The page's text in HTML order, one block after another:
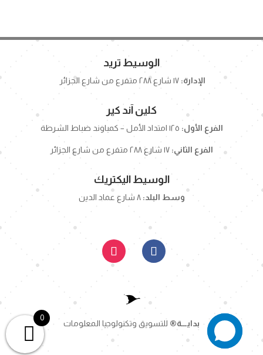
الوسيط تريد
الإدارة:
كلين آند كير
الفرع الأول:
الفرع الثاني:
الوسيط اليكتريك
وسط البلد: ٨ شارع عماد الدين
بدايـــة® للتسويق وتكنولوجيا المعلومات
0